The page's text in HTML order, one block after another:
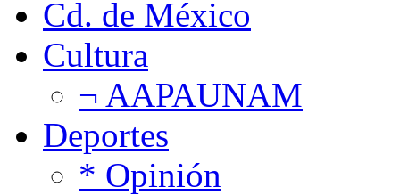
Cd. de México
Cultura
¬ AAPAUNAM
Deportes
* Opinión